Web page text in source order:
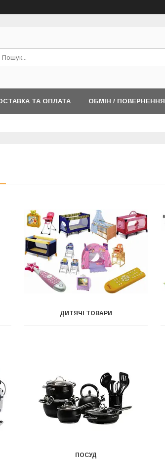
ТА ОПЛАТА ОБМІН / ПОВЕРНЕННЯ
ДИТЯЧІ ТОВАРИ
ПОСУД